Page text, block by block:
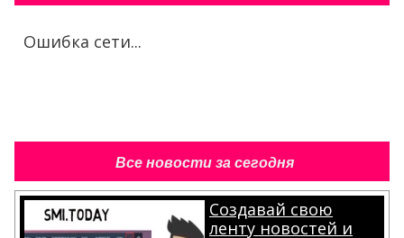
Ошибка сети...
Все новости за сегодня
Создавай свою
ленту новостей и